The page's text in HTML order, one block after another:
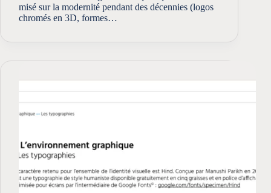
misé sur la modernité pendant des décennies (logos
chromés en 3D, formes…